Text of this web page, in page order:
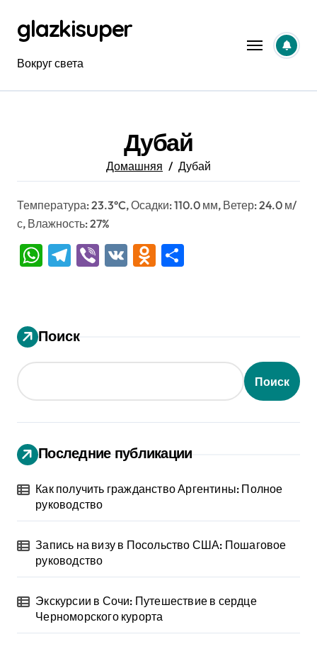
содержанию
glazkisuper
Вокруг света
Дубай
Домашняя Дубай
Температура: 23.3°C, Осадки: 110.0 мм, Ветер: 24.0 м/
с, Влажность: 27%
WhatsApp
Telegram
Viber
VK Odnoklassniki
Поиск
Поиск
Последние публикации
Как получить гражданство Аргентины: Полное
руководство
Запись на визу в Посольство США: Пошаговое
руководство
Экскурсии в Сочи: Путешествие в сердце
Черноморского курорта